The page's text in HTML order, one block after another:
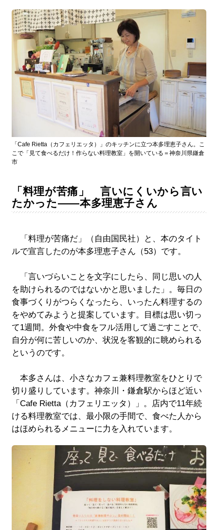
「Cafe Rietta（カフェリエッタ）」のキッチンに立つ本多理恵子さん。こ
こで「見て食べるだけ！作らない料理教室」を開いている＝神奈川県鎌倉
市
「料理が苦痛」 言いにくいから言い
たかった――本多理恵子さん
「料理が苦痛だ」（自由国民社）と、本のタイト
ルで宣言したのが本多理恵子さん（53）です。
「言いづらいことを文字にしたら、同じ思いの人
を助けられるのではないかと思いました」。毎日の
食事づくりがつらくなったら、いったん料理するの
をやめてみようと提案しています。目標は思い切っ
て1週間。外食や中食をフル活用して過ごすことで、
自分が何に苦しいのか、状況を客観的に眺められる
というのです。
本多さんは、小さなカフェ兼料理教室をひとりで
切り盛りしています。神奈川・鎌倉駅からほど近い
「Cafe Rietta（カフェリエッタ）」。店内で11年続
ける料理教室では、最小限の手間で、食べた人から
はほめられるメニューに力を入れています。